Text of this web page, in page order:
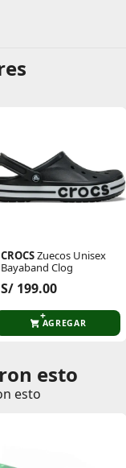
CROCSZuecos Unisex
Bayaband Clog
S/ 199.00
AGREGAR
compraron este
esto
esto